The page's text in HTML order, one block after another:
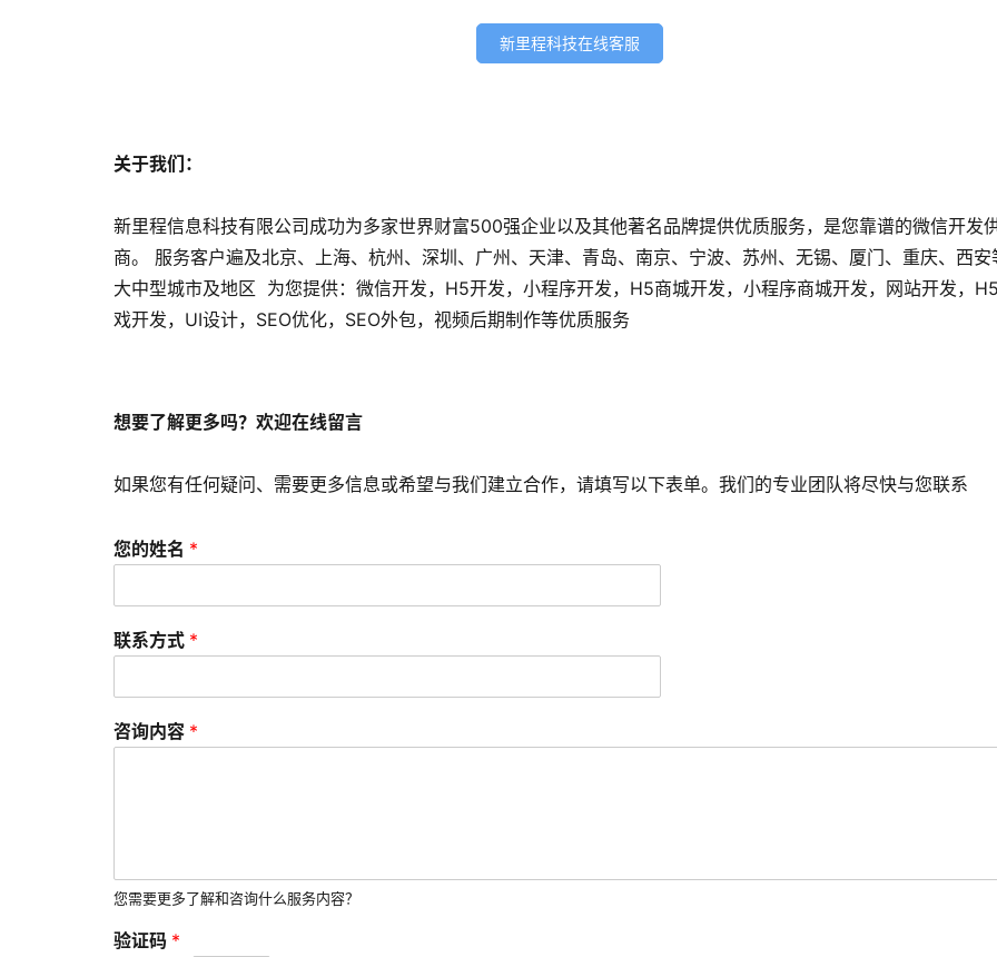
新里程科技在线客服
关于我们：
新里程信息科技有限公司成功为多家世界财富500强企业以及其他著名品牌提供优质服务，是您靠谱的微信开发
商。 服务客户遍及北京、上海、杭州、深圳、广州、天津、青岛、南京、宁波、苏州、无锡、厦门、重庆、西安
大中型城市及地区 为您提供：微信开发，H5开发，小程序开发，H5商城开发，小程序商城开发，网站开发，
戏开发，UI设计，SEO优化，SEO外包，视频后期制作等优质服务
想要了解更多吗？欢迎在线留言
如果您有任何疑问、需要更多信息或希望与我们建立合作，请填写以下表单。我们的专业团队将尽快与您联系
您的姓名 *
联系方式 *
咨询内容 *
您需要更多了解和咨询什么服务内容？
验证码 *